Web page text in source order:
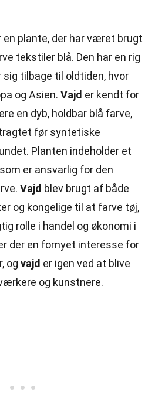
en plante, der har været brugt
tekstiler blå. Den har en rig
tilbage til oldtiden, hvor
og Asien. Vajd er kendt for
en dyb, holdbar blå farve,
før syntetiske
Planten indeholder et
er ansvarlig for den
Vajd blev brugt af både
og kongelige til at farve tøj,
rolle i handel og økonomi i
der en fornyet interesse for
og vajd er igen ved at blive
og kunstnere.